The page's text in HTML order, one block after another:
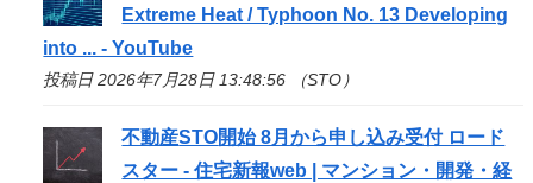
Extreme Heat / Typhoon No. 13 Developing
into ... - YouTube
投稿日 2026年7月28日 13:48:56 （STO）
不動産STO開始 8月から申し込み受付 ロード
スター - 住宅新報web | マンション・開発・経